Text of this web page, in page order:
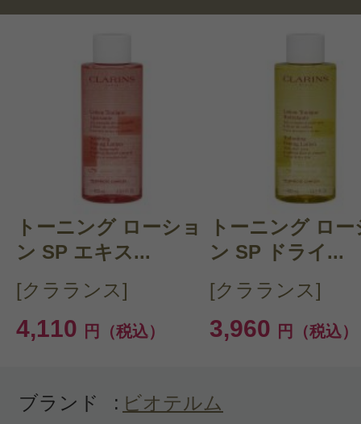
投稿日：2021年12月
感じた効能：乾燥(ボディ)/べたつか
ラックス
購入品：レ コーポレル アンチドラ
ルク シトラスエッセンス
ポンプ式で使いやすく、柔らかくて
で、お風呂上がりに癒されます。つ
邪魔にならないのも好ポイントです
トーニング ローショ
ン SP エキス...
[クラランス]
4,110 円（税込）
トーニング ロ
ン SP ドライ...
[クラランス]
3,960 円（税込）
ブランド : ビオテルム